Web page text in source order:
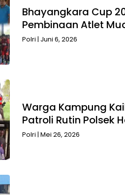
Bhayangkara Cup
Pembinaan Atlet
Polri | Juni 6, 2026
Warga Kampung
Patroli Rutin Polsek
Polri |Mei 26, 2026